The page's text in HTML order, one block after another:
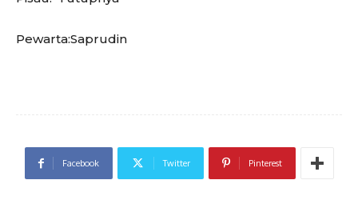
Pewarta:Saprudin
Facebook Twitter Pinterest